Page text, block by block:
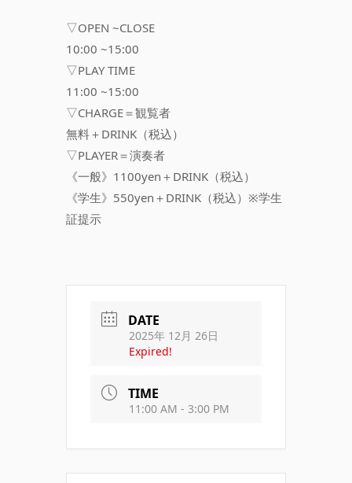
▽OPEN ~CLOSE
10:00 ~15:00
▽PLAY TIME
11:00 ~15:00
▽CHARGE＝観覧者
無料＋DRINK（税込）
▽PLAYER＝演奏者
《一般》1100yen＋DRINK（税込）
《学生》550yen＋DRINK（税込）※学生
証提示
DATE
2025年 12月 26日
Expired!
TIME
11:00 AM - 3:00 PM